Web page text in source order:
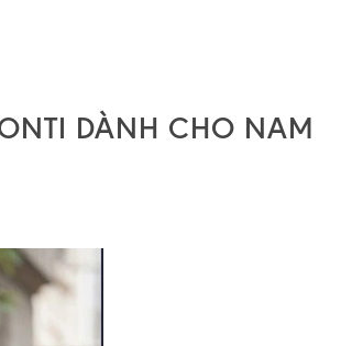
DÀNH CHO NAM